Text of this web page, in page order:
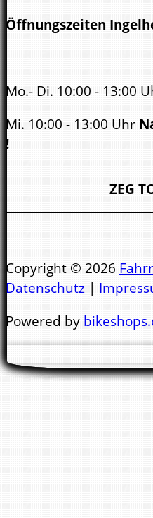
Öffnungszeiten
Mo.- Di. 10:00 - 13:00
Mi. 10:00 - 13:00 Uhr
!
Sa.10:00 - 14.00 Uhr
Mi. 9:00 - 13:00 Uhr
Do. - Fr. 9:00 - 13:00
ZEG
Copyright © 2026
Datenschutz |
Powered by